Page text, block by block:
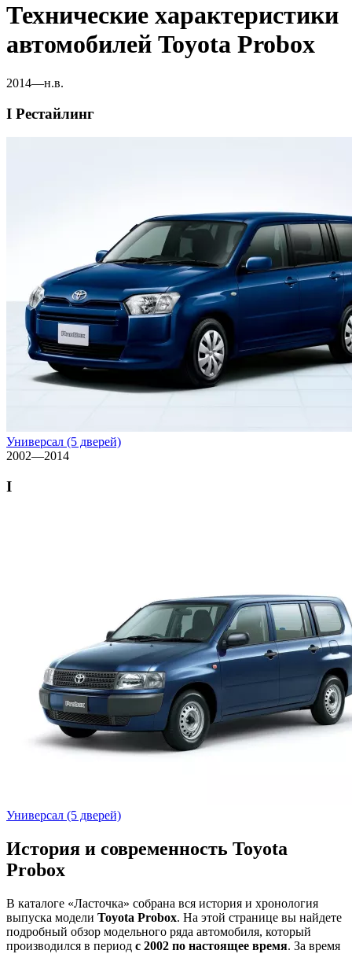
Технические характеристики
автомобилей Toyota Probox
2014—н.в.
I Рестайлинг
Универсал (5 дверей)
2002—2014
I
Универсал (5 дверей)
История и современность Toyota
Probox
В каталоге «Ласточка» собрана вся история и хронология
выпуска модели Toyota Probox. На этой странице вы найдете
подробный обзор модельного ряда автомобиля, который
производился в период с 2002 по настоящее время. За время